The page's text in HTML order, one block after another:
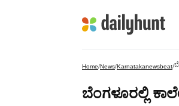
Home/News/Karnatakanewsbeat/
ಬೆಂಗಳೂರಲ್ಲಿ